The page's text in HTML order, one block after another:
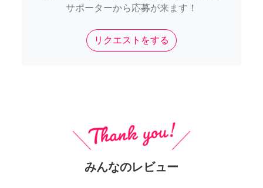
サポーターから応募が来ます！
リクエストをする
みんなのレビュー